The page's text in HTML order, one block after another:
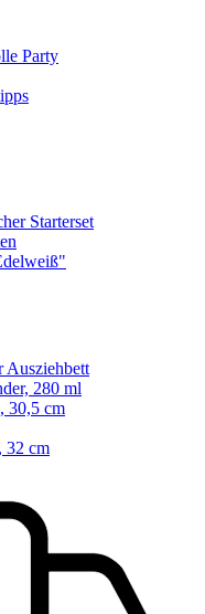
Party
Starterset
Ausziehbett
280 ml
30,5 cm
32 cm